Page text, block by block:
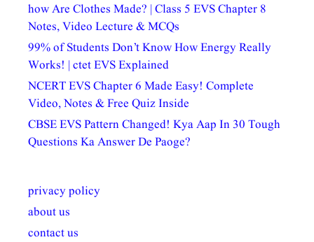
how Are Clothes Made? | Class 5 EVS Chapter 8
Notes, Video Lecture & MCQs
99% of Students Don’t Know How Energy Really
Works! | ctet EVS Explained
NCERT EVS Chapter 6 Made Easy! Complete
Video, Notes & Free Quiz Inside
CBSE EVS Pattern Changed! Kya Aap In 30 Tough
Questions Ka Answer De Paoge?
privacy policy
about us
contact us